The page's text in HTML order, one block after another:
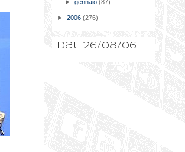
►gennaio(87)
► 2006 (276)
Dal 26/08/06